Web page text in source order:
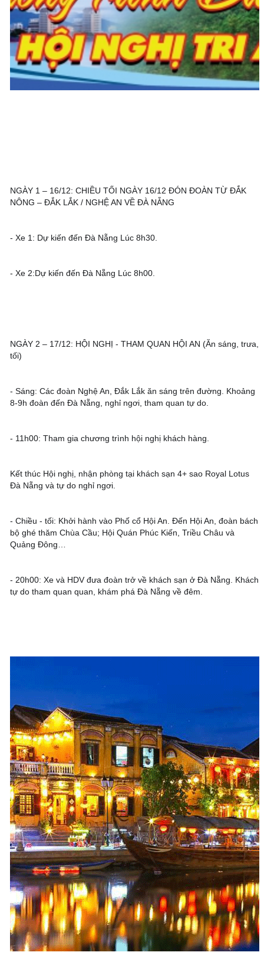
NGÀY 1 – 16/12: CHIỀU TỐI NGÀY 16/12 ĐÓN ĐOÀN TỪ ĐẮK
NÔNG – ĐẮK LẮK / NGHỆ AN VỀ ĐÀ NẴNG
- Xe 1: Dự kiến đến Đà Nẵng Lúc 8h30.
- Xe 2:Dự kiến đến Đà Nẵng Lúc 8h00.
NGÀY 2 – 17/12: HỘI NGHỊ - THAM QUAN HỘI AN (Ăn sáng, trưa,
tối)
- Sáng: Các đoàn Nghệ An, Đắk Lắk ăn sáng trên đường. Khoảng
8-9h đoàn đến Đà Nẵng, nghỉ ngơi, tham quan tự do.
- 11h00: Tham gia chương trình hội nghị khách hàng.
Kết thúc Hội nghị, nhận phòng tại khách sạn 4+ sao Royal Lotus
Đà Nẵng và tự do nghỉ ngơi.
- Chiều - tối: Khởi hành vào Phố cổ Hội An. Đến Hội An, đoàn bách
bộ ghé thăm Chùa Cầu; Hội Quán Phúc Kiến, Triều Châu và
Quảng Đông…
- 20h00: Xe và HDV đưa đoàn trở về khách sạn ở Đà Nẵng. Khách
tự do tham quan quan, khám phá Đà Nẵng về đêm.